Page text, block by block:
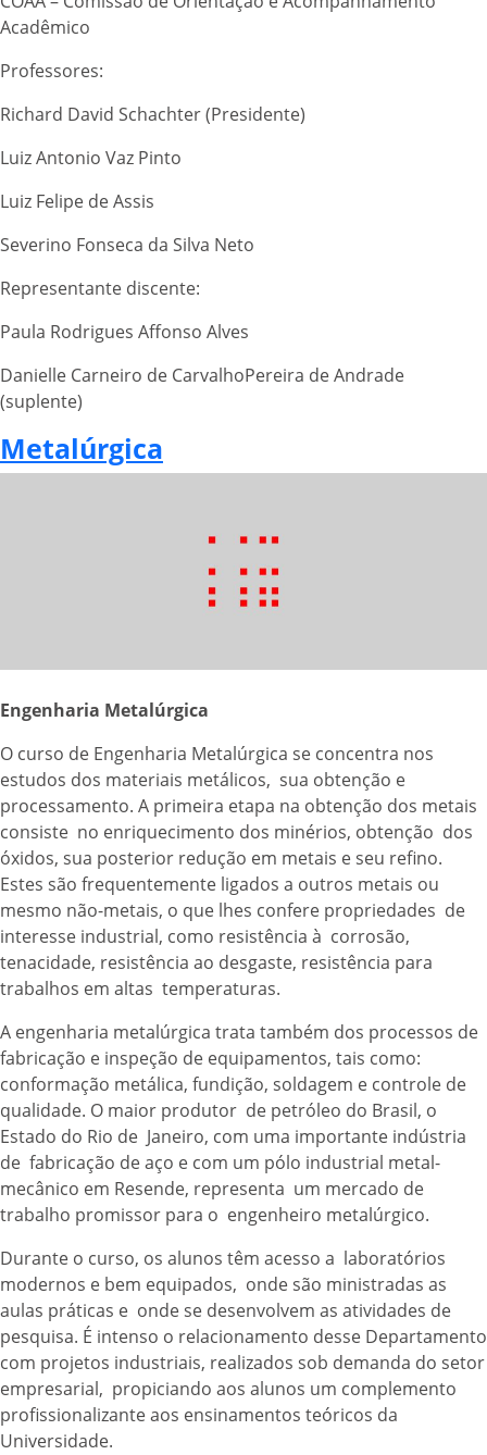
Acadêmico
Professores:
Richard David Schachter (Presidente)
Luiz Antonio Vaz Pinto
Luiz Felipe de Assis
Severino Fonseca da Silva Neto
Representante discente:
Paula Rodrigues Affonso Alves
Danielle Carneiro de CarvalhoPereira de Andrade
(suplente)
Metalúrgica
Engenharia Metalúrgica
O curso de Engenharia Metalúrgica se concentra nos
estudos dos materiais metálicos, sua obtenção e
processamento. A primeira etapa na obtenção dos metais
consiste no enriquecimento dos minérios, obtenção dos
óxidos, sua posterior redução em metais e seu refino.
Estes são frequentemente ligados a outros metais ou
mesmo não-metais, o que lhes confere propriedades de
interesse industrial, como resistência à corrosão,
tenacidade, resistência ao desgaste, resistência para
trabalhos em altas temperaturas.
A engenharia metalúrgica trata também dos processos de
fabricação e inspeção de equipamentos, tais como:
conformação metálica, fundição, soldagem e controle de
qualidade. O maior produtor de petróleo do Brasil, o
Estado do Rio de Janeiro, com uma importante indústria
de fabricação de aço e com um pólo industrial metal-
mecânico em Resende, representa um mercado de
trabalho promissor para o engenheiro metalúrgico.
Durante o curso, os alunos têm acesso a laboratórios
modernos e bem equipados, onde são ministradas as
aulas práticas e onde se desenvolvem as atividades de
pesquisa. É intenso o relacionamento desse Departamento
com projetos industriais, realizados sob demanda do setor
empresarial, propiciando aos alunos um complemento
profissionalizante aos ensinamentos teóricos da
Universidade.